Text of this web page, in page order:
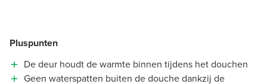
Pluspunten
De deur houdt de warmte binnen tijdens het douchen
Geen waterspatten buiten de douche dankzij de